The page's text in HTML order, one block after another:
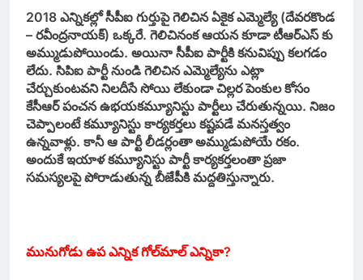
2018 ఎన్నికల్లో సీపీఐ గుర్తుపై గెలిచిన ఏకైక ఎమ్మెల్యే (దేవరకొండ
– రవీంద్రనాయక్‌) ఒక్కరే. గెలిచినంక ఆయన కూడా టీఆర్‌ఎస్‌ కు
అమ్ముడుపోయిండు. అయినా సీపీఐ పార్టీకి కనువిప్పు కలగడం
లేదు. సిపిఐ పార్టీ నుండి గెలిచిన ఎమ్మెల్యేను ఎట్లా
చేర్చుకుంటవని నిలదీసే సోయి లేకుండా చిల్లర పెంకుల కోసం
కేసీఆర్‌ పంచన ఉభయకమ్యూనిస్టు పార్టీలు చేరుతున్నయి. నిజం
చెప్పాలంటే కమ్యూనిస్టు కార్యకర్తలు కష్టపడే మనస్తత్వం
ఉన్నవాళ్లు. కానీ ఆ పార్టీ లీడర్లంతా అమ్ముడుపోయే రకం.
అందుకే ఇయాళ కమ్యూనిస్టు పార్టీ కార్యకర్తలంతా ప్రజా
సమస్యలపై పోరాడుతున్న బీజేపీకి మద్దతిస్తున్నారు.
మునుగోడు ఉప ఎన్నిక గోల్‌మాల్‌ ఎన్నికా?